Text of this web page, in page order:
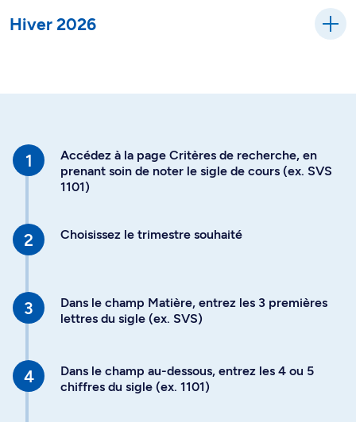
Hiver 2026
Accédez à la page Critères de recherche, en
prenant soin de noter le sigle de cours (ex. SVS
1101)
Choisissez le trimestre souhaité
Dans le champ Matière, entrez les 3 premières
lettres du sigle (ex. SVS)
Dans le champ au-dessous, entrez les 4 ou 5
chiffres du sigle (ex. 1101)